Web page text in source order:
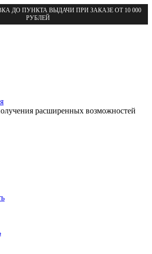
ДО ПУНКТА ВЫДАЧИ ПРИ ЗАКАЗЕ ОТ 10 000
РУБЛЕЙ
расширенных возможностей